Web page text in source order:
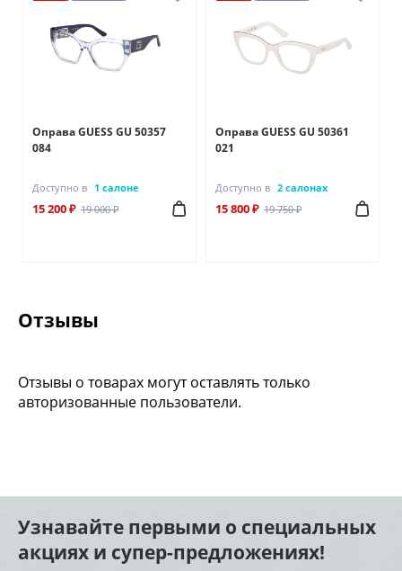
Оправа GUESS GU 50357
084
Доступно в 1 салоне
15 200 ₽ 19 000 ₽
Оправа GUESS GU 50361
021
Доступно в 2 салонах
15 800 ₽ 19 750 ₽
Отзывы
Отзывы о товарах могут оставлять только
авторизованные пользователи.
Узнавайте первыми о специальных
акциях и супер-предложениях!